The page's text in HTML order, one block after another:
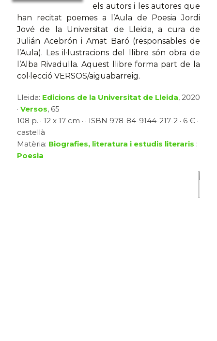
els autors i les autores que
han recitat poemes a l’Aula de Poesia Jordi
Jové de la Universitat de Lleida, a cura de
Julián Acebrón i Amat Baró (responsables de
l’Aula). Les il·lustracions del llibre són obra de
l’Alba Rivadulla. Aquest llibre forma part de la
col·lecció VERSOS/aiguabarreig.
Lleida: Edicions de la Universitat de Lleida, 2020
· Versos, 65
108 p. · 12 x 17 cm · · ISBN 978-84-9144-217-2 · 6 € ·
castellà
Matèria: Biografies, literatura i estudis literaris :
Poesia